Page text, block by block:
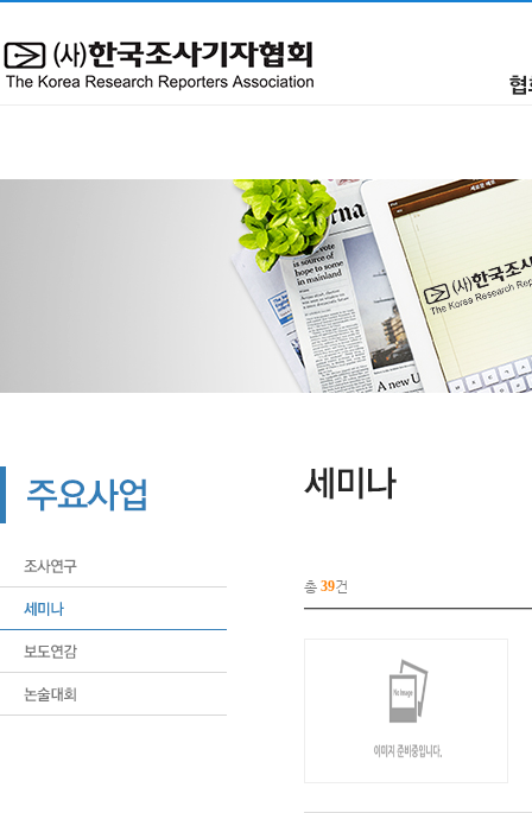
총 39건